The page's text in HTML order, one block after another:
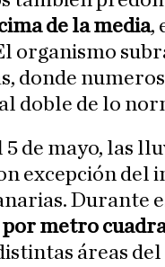
de la media,
organismo
donde
doble de lo
de mayo, las
excepción del
Durante
metro
áreas del